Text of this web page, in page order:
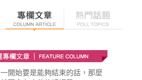
一開始要是能夠結束的話，那麼